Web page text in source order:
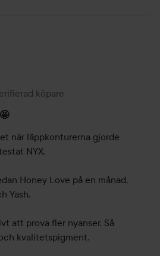
1 år
köpare
när läppkonturerna gjorde
NYX.
Honey Love på en månad,
Yash.
att prova fler nyanser. Så
kvalitetspigment.